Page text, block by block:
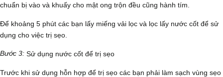
chuẩn bị vào và khuấy cho mật ong trộn đều cũng hành tím.
Để khoảng 5 phút các bạn lấy miếng vải lọc và lọc lấy nước cốt để sử
dụng cho việc trị sẹo.
Bước 3: Sử dụng nước cốt để trị sẹo
Trước khi sử dụng hỗn hợp để trị sẹo các bạn phải làm sạch vùng sẹo